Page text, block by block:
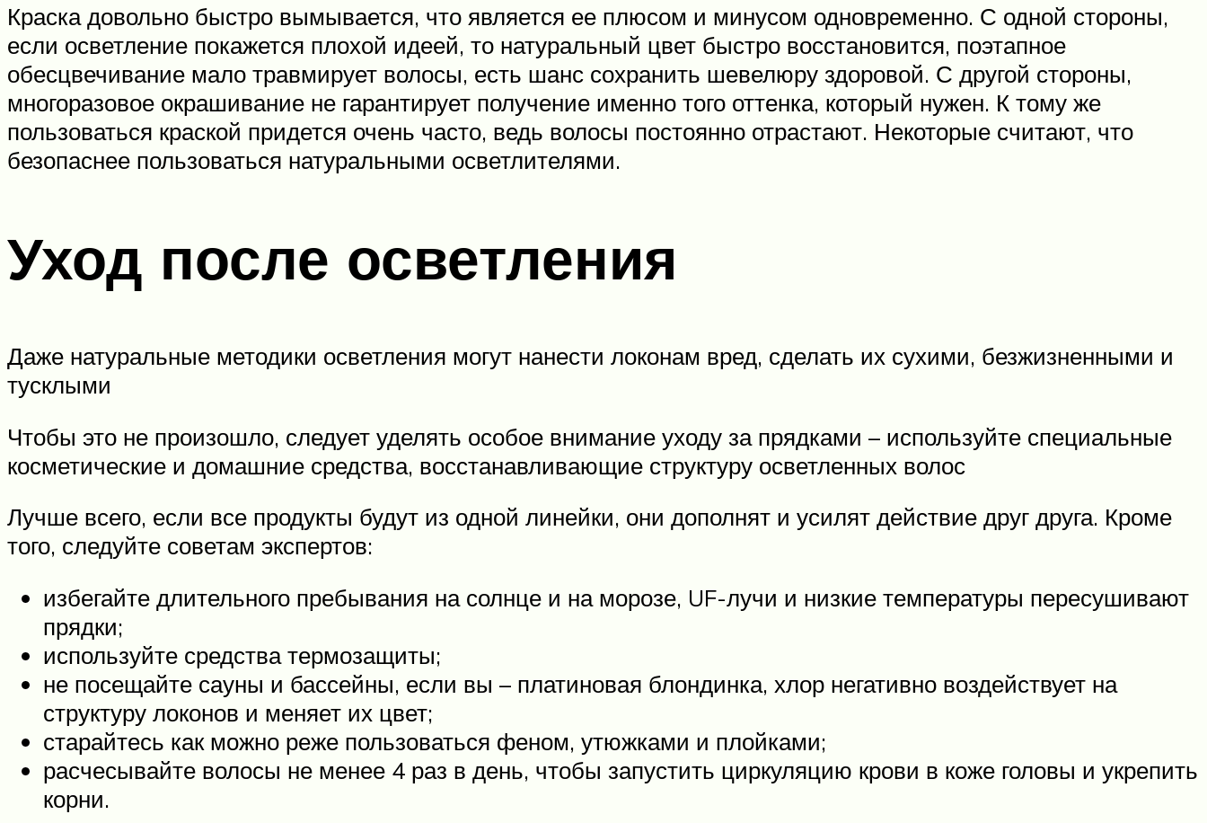
Краска довольно быстро вымывается, что является ее плюсом и минусом одновременно. С одной стороны,
если осветление покажется плохой идеей, то натуральный цвет быстро восстановится, поэтапное
обесцвечивание мало травмирует волосы, есть шанс сохранить шевелюру здоровой. С другой стороны,
многоразовое окрашивание не гарантирует получение именно того оттенка, который нужен. К тому же
пользоваться краской придется очень часто, ведь волосы постоянно отрастают. Некоторые считают, что
безопаснее пользоваться натуральными осветлителями.
Уход после осветления
Даже натуральные методики осветления могут нанести локонам вред, сделать их сухими, безжизненными и
тусклыми
Чтобы это не произошло, следует уделять особое внимание уходу за прядками – используйте специальные
косметические и домашние средства, восстанавливающие структуру осветленных волос
Лучше всего, если все продукты будут из одной линейки, они дополнят и усилят действие друг друга. Кроме
того, следуйте советам экспертов:
избегайте длительного пребывания на солнце и на морозе, UF-лучи и низкие температуры пересушивают
прядки;
используйте средства термозащиты;
не посещайте сауны и бассейны, если вы – платиновая блондинка, хлор негативно воздействует на
структуру локонов и меняет их цвет;
старайтесь как можно реже пользоваться феном, утюжками и плойками;
расчесывайте волосы не менее 4 раз в день, чтобы запустить циркуляцию крови в коже головы и укрепить
корни.